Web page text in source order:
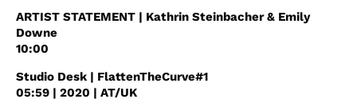
ARTIST STATEMENT | Kathrin Steinbacher & Emily
Downe
10:00
Studio Desk | FlattenTheCurve#1
05:59 | 2020 | AT/UK